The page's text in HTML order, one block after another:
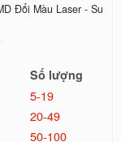
Đổi Màu Laser - Su
Số lượng
5-19
20-49
50-100